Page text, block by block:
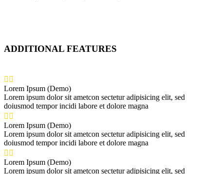
ADDITIONAL FEATURES
 
Lorem Ipsum (Demo)
Lorem ipsum dolor sit ametcon sectetur adipisicing elit, sed
doiusmod tempor incidi labore et dolore magna
 
Lorem Ipsum (Demo)
Lorem ipsum dolor sit ametcon sectetur adipisicing elit, sed
doiusmod tempor incidi labore et dolore magna
 
Lorem Ipsum (Demo)
Lorem ipsum dolor sit ametcon sectetur adipisicing elit, sed